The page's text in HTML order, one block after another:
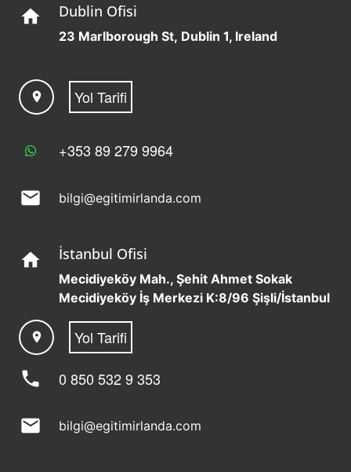
home Dublin Ofisi
23 Marlborough St, Dublin 1, Ireland
location_on Yol Tarifi
+353 89 279 9964
mail bilgi@egitimirlanda.com
home İstanbul Ofisi
Mecidiyeköy Mah., Şehit Ahmet Sokak
Mecidiyeköy İş Merkezi K:8/96 Şişli/İstanbul
location_on Yol Tarifi
phone 0 850 532 9 353
mail bilgi@egitimirlanda.com